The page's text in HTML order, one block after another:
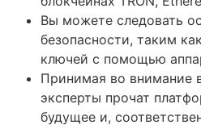
Вы можете следовать
безопасности, таким
ключей с помощью
Принимая во внимание
эксперты прочат
будущее и,